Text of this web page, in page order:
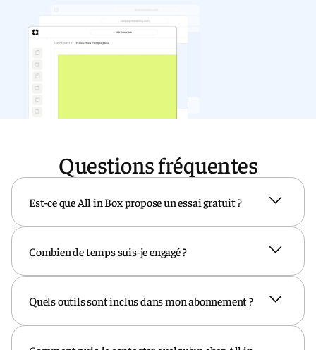
Questions fréquentes
Est-ce que All in Box propose un essai gratuit ?
mois d'abonnements à tous les
utilisateurs qui créent leur compte.
Combien de temps suis-je engagé ?
les 12 premiers mois. Au delà, un préavis
de 3 mois s'applique
Quels outils sont inclus dans mon abonnement ?